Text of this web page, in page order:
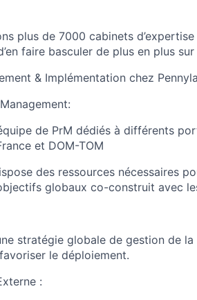
plus de 7000 cabinets
faire basculer de plus en plus sur
& Implémentation chez
de PrM dédiés à différents
et DOM-TOM
des ressources nécessaires
globaux co-construit avec
stratégie globale de gestion de
le déploiement.
: